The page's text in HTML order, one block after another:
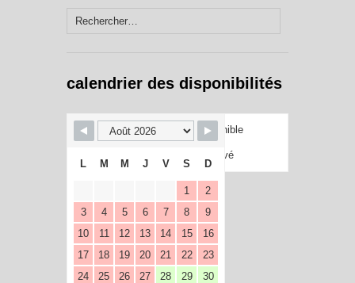
Rechercher :
calendrier des disponibilités
Disponible
Réservé
L M M J V S D
1
2
3
4 5 6 7 8
9
10
11 12 13 14 15
16
17
18 19 20 21 22
23
24
25 26 27 28 29
30